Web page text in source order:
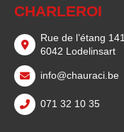
CHARLEROI
Rue de l’étang 141
6042 Lodelinsart
info@chauraci.be
071 32 10 35